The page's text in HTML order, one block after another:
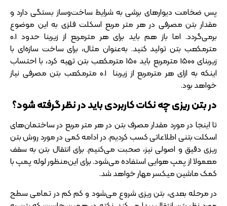
پس ضخامت دیوارهای برشی به شرایط ساخت‌وساز بستگی دارد و
مقدار بتن مصرفی در هر متر مربع اسکلت فلزی به این موضوع
برمی‌گردد. اما باز هم باید برای هر مترمربع از زیربنا حدود 0.1
مترمکعب بتن تولید کنید. به‌عنوان مثال، برای ساخت سازه‌ای با
زیربنای 1500 مترمربع باید 150 مترمکعب بتن تهیه کرد، با احتساب
اینکه به ازای هر مترمربع از زیربنا 0.1 مترمکعب بتن مصرفی نیاز
خواهد بود.
در بتن ریزی چه نکات کاربردی باید در نظر گرفته شود؟
تا اینجا در مورد مقدار مصرف بتن در هر متر مربع در ساختمان‌های
اسکلت بتنی اطلاعاتی کسب کردیم. در ادامه کمی در مورد روش بتن
ریزی دقیق و اصولی نیز، صحبت می‌کنیم. برای انتقال بتن به سقف
معمولا از پمپ هوایی استفاده می‌شود. برای این‌منظور لوله پمپ با
کمک ماشین میکسر مهار خواهد شد.
در مرحله بعدی، بتن ریزی شروع می‌شود و کم کم در تمامی سطح